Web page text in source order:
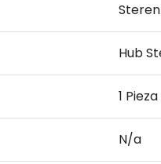
Steren
Hub
1 Pieza
N/a